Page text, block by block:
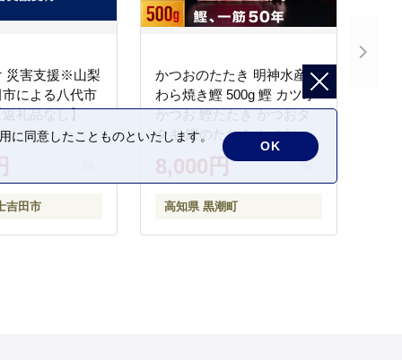
災害支援※山梨
による八代市
礼品なし】
吉田市
かつおのたたき 明神水産
わら焼き鰹 500g 鰹 カツオ
かつお 鰹たたき かつおタ
タキ 鰹のたたき かつおの
タタキ 藁焼き わら焼き 魚
さかな 海鮮 刺身 お刺身 冷
ご当地 本場 高知 黒潮町 ギ
フト 贈答品 人気 返礼品 ふ
8,000円
高知県 黒潮町
同意したことものといたします。
OK